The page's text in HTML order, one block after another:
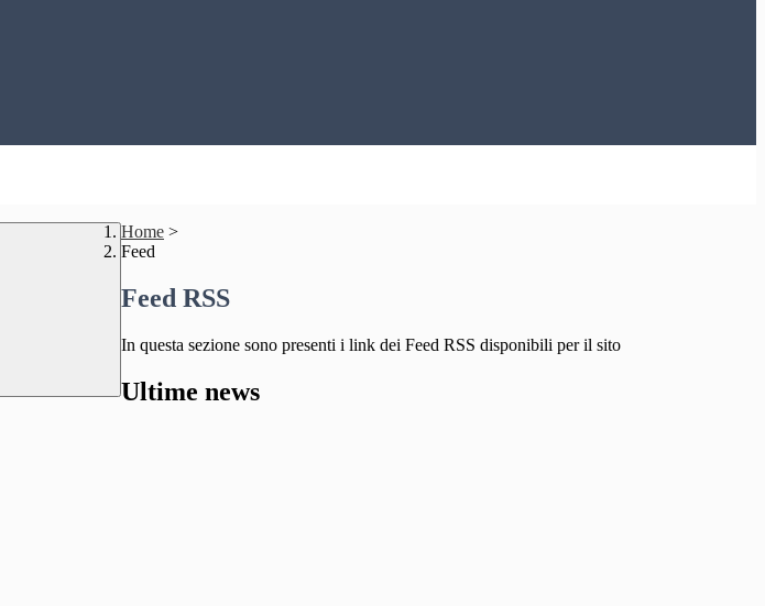
Home >
Feed
Feed RSS
In questa sezione sono presenti i link dei Feed RSS disponibili per il sito
Ultime news